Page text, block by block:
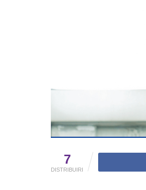
7
DISTRIBUIRI